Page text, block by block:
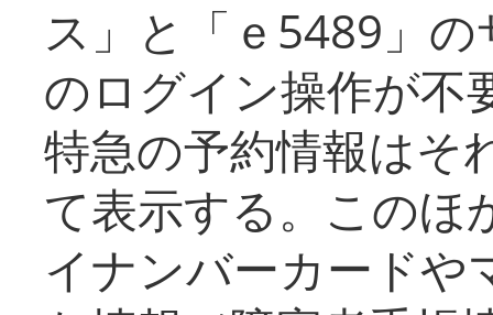
ス」と「ｅ5489」
のログイン操作が不
特急の予約情報はそ
て表示する。このほ
イナンバーカードや